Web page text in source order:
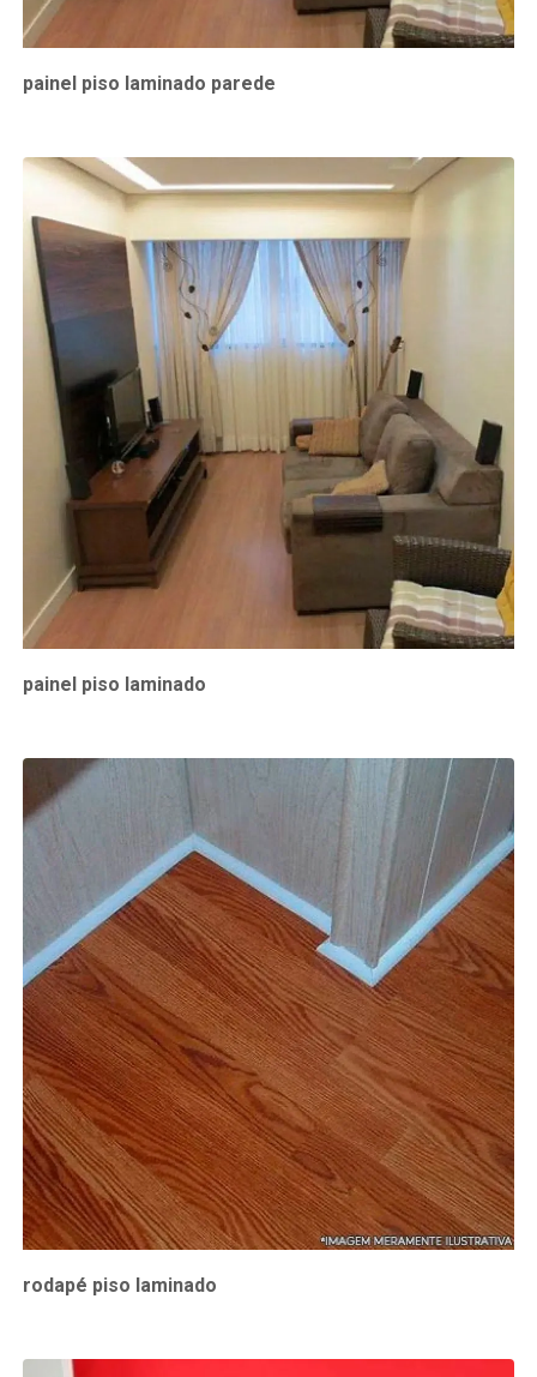
painel piso laminado parede
painel piso laminado
rodapé piso laminado